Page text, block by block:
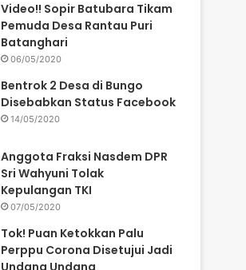
Video!! Sopir Batubara Tikam
Pemuda Desa Rantau Puri
Batanghari
06/05/2020
Bentrok 2 Desa di Bungo
Disebabkan Status Facebook
14/05/2020
Anggota Fraksi Nasdem DPR
Sri Wahyuni Tolak
Kepulangan TKI
07/05/2020
Tok! Puan Ketokkan Palu
Perppu Corona Disetujui Jadi
Undang Undang